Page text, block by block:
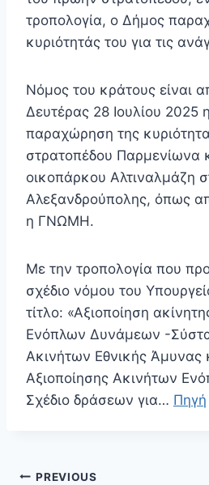
τροπολογία, ο Δήμος
κυριότητάς του για τις
Νόμος του κράτους είναι
Δευτέρας 28 Ιουλίου 2025
παραχώρηση της
στρατοπέδου Παρμενίωνα
οικοπάρκου Αλτιναλμάζη
Αλεξανδρούπολης, όπως
η ΓΝΩΜΗ.
Με την τροπολογία που
σχέδιο νόμου του
τίτλο: «Αξιοποίηση
Ενόπλων Δυνάμεων -
Ακινήτων Εθνικής Άμυνας
Αξιοποίησης Ακινήτων
Σχέδιο δράσεων για… Πηγή
Πλοήγηση
PREVIOUS